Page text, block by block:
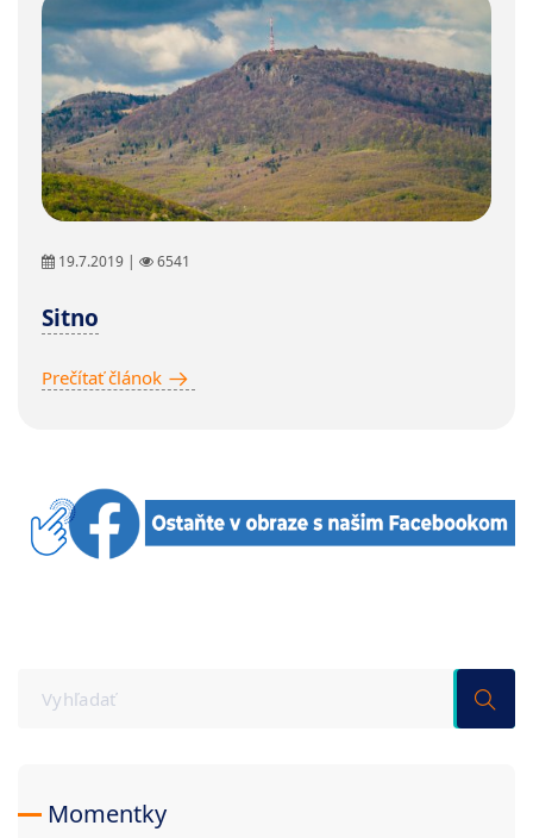
19.7.2019 | 6541
Sitno
Prečítať článok
Momentky